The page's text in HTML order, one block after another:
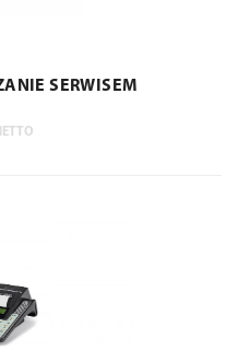
SERWISEM